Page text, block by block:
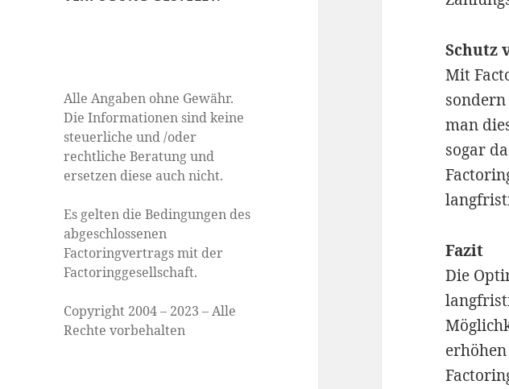
Alle Angaben ohne Gewähr.
Die Informationen sind keine
steuerliche und /oder
rechtliche Beratung und
ersetzen diese auch nicht.
Es gelten die Bedingungen des
abgeschlossenen
Factoringvertrags mit der
Factoringgesellschaft.
Copyright 2004 – 2023 – Alle
Rechte vorbehalten
Schutz
Mit
man
sogar
Fazit
Die